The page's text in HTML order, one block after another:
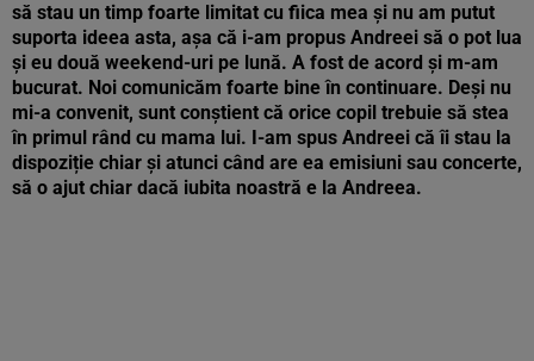
să stau un timp foarte limitat cu fiica mea și nu am putut
suporta ideea asta, așa că i-am propus Andreei să o pot lua
și eu două weekend-uri pe lună. A fost de acord și m-am
bucurat. Noi comunicăm foarte bine în continuare. Deși nu
mi-a convenit, sunt conștient că orice copil trebuie să stea
în primul rând cu mama lui. I-am spus Andreei că îi stau la
dispoziție chiar și atunci când are ea emisiuni sau concerte,
să o ajut chiar dacă iubita noastră e la Andreea.